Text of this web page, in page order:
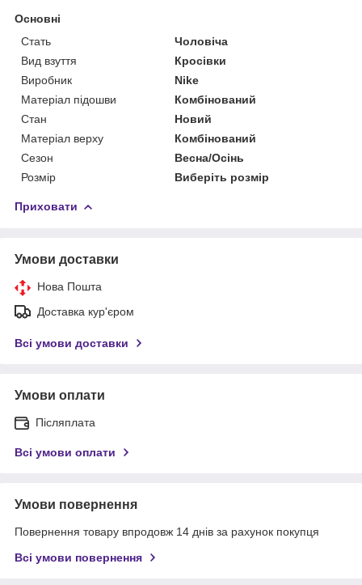
Основні
Стать
Чоловіча
Вид взуття
Кросівки
Виробник
Nike
Матеріал підошви
Комбінований
Стан
Новий
Матеріал верху
Комбінований
Сезон
Весна/Осінь
Розмір
Виберіть розмір
Приховати
Умови доставки
Нова Пошта
Доставка кур'єром
Всі умови доставки
Умови оплати
Післяплата
Всі умови оплати
Умови повернення
Повернення товару впродовж 14 днів за рахунок покупця
Всі умови повернення